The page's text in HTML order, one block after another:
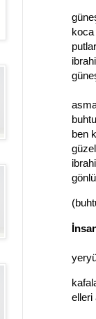
ben
elleri